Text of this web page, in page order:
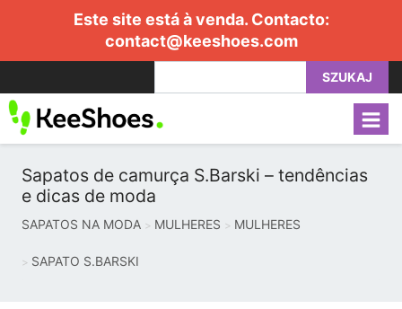
Este site está à venda. Contacto:
contact@keeshoes.com
SZUKAJ
Sapatos de camurça S.Barski – tendências
e dicas de moda
SAPATOS NA MODA MULHERES MULHERES
SAPATO S.BARSKI